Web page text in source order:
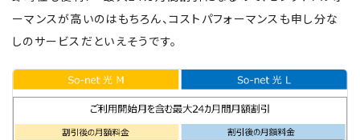
ーマンスが高いのはもちろん、コストパフォーマンスも申し分な
しのサービスだといえそうです。